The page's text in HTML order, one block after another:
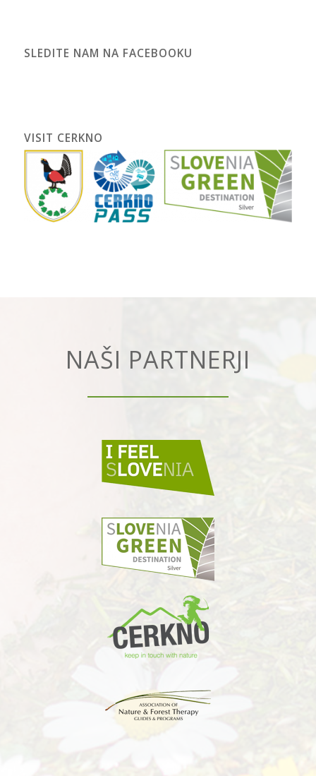
SLEDITE NAM NA FACEBOOKU
VISIT CERKNO
NAŠI PARTNERJI